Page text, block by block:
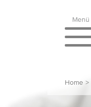
Menü
Home >